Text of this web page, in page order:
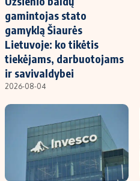
gamintojas stato
gamyklą Šiaurės
Lietuvoje: ko tikėtis
tiekėjams, darbuotojams
ir savivaldybei
2026-08-04